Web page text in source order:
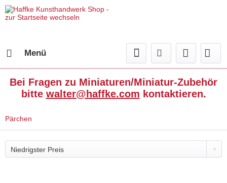
Menü
Bei Fragen zu Miniaturen/Miniatur-Zubehör
bitte walter@haffke.com kontaktieren.
Pärchen